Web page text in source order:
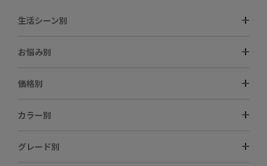
生活シーン別
お悩み別
価格別
カラー別
グレード別